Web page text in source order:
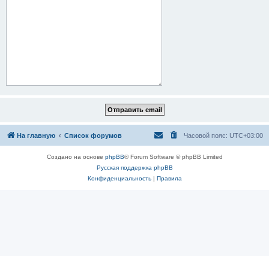
На главную Список форумов Часовой пояс: UTC+03:00
Создано на основе phpBB® Forum Software © phpBB Limited
Русская поддержка phpBB
Конфиденциальность| Правила